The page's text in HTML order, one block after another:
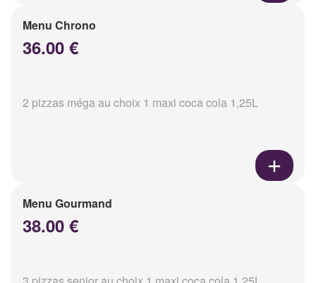
Menu Chrono
36.00 €
2 pizzas méga au choix 1 maxi coca cola 1,25L
Menu Gourmand
38.00 €